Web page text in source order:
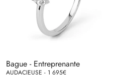
Bague - Entreprenante
AUDACIEUSE - 1 695€